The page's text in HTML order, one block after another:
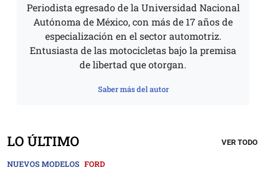
Periodista egresado de la Universidad Nacional
Autónoma de México, con más de 17 años de
especialización en el sector automotriz.
Entusiasta de las motocicletas bajo la premisa
de libertad que otorgan.
Saber más del autor
LO ÚLTIMO VER TODO
NUEVOS MODELOS FORD